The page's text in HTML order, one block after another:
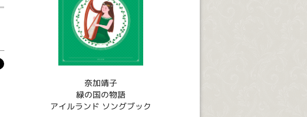
奈加靖子
緑の国の物語
アイルランド ソングブック